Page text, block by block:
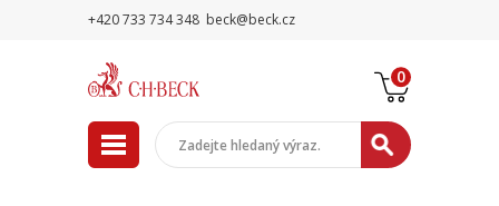
+420 733 734 348 beck@beck.cz
0